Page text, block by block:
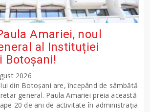
Amariei, noul
al Instituției
Botoșani!
2026
din Botoșani are, începând de sâmbătă
general. Paula Amariei preia această
20 de ani de activitate în administrația